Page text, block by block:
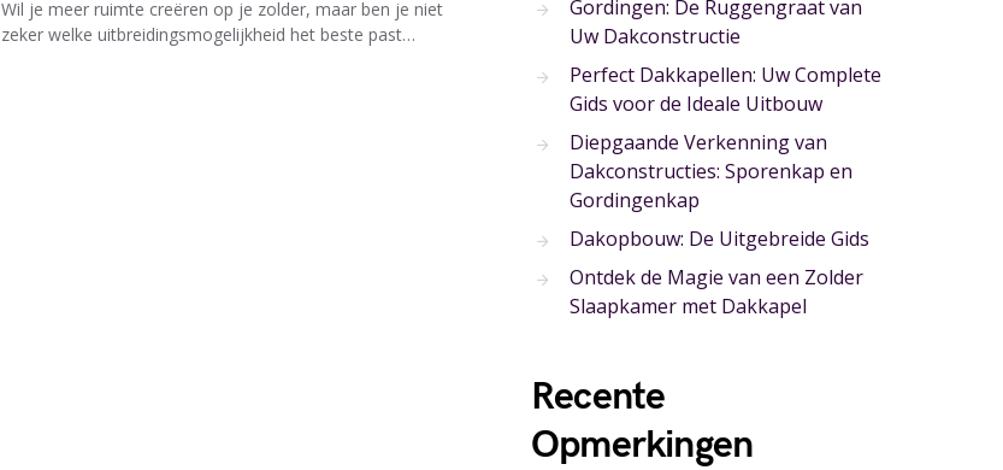
Wil je meer ruimte creëren op je zolder, maar ben je niet
zeker welke uitbreidingsmogelijkheid het beste past…
Gordingen: De Ruggengraat van
Uw Dakconstructie
Perfect Dakkapellen: Uw Complete
Gids voor de Ideale Uitbouw
Diepgaande Verkenning van
Dakconstructies: Sporenkap en
Gordingenkap
Dakopbouw: De Uitgebreide Gids
Ontdek de Magie van een Zolder
Slaapkamer met Dakkapel
Recente
Opmerkingen